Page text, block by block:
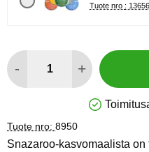
Tuote nro : 13656
- +
Saatavuus:
Tuote nro: 8950
Snazaroo-kasvomaalista